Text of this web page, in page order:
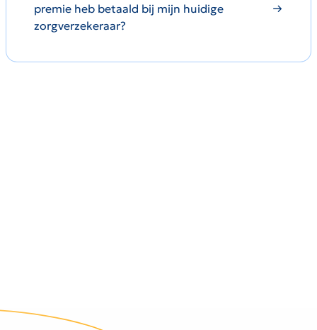
premie heb betaald bij mijn huidige
zorgverzekeraar?